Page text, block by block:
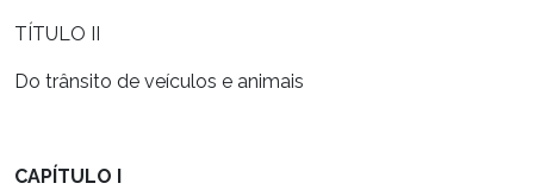
TÍTULO II
Do trânsito de veículos e animais
CAPÍTULO I